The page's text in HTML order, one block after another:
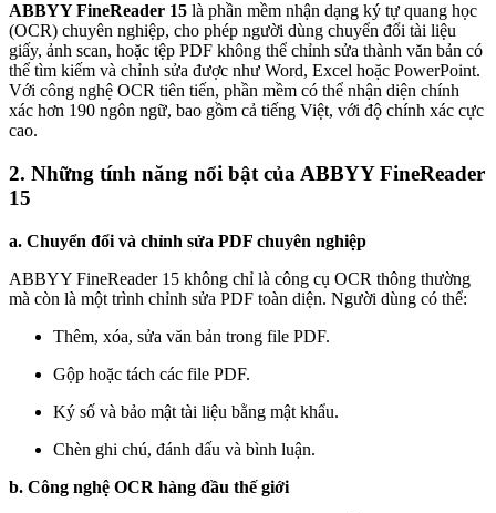
ABBYY FineReader 15 là phần mềm nhận dạng ký tự quang học
(OCR) chuyên nghiệp, cho phép người dùng chuyển đổi tài liệu
giấy, ảnh scan, hoặc tệp PDF không thể chỉnh sửa thành văn bản có
thể tìm kiếm và chỉnh sửa được như Word, Excel hoặc PowerPoint.
Với công nghệ OCR tiên tiến, phần mềm có thể nhận diện chính
xác hơn 190 ngôn ngữ, bao gồm cả tiếng Việt, với độ chính xác cực
cao.
2. Những tính năng nổi bật của ABBYY FineReader
15
a. Chuyển đổi và chỉnh sửa PDF chuyên nghiệp
ABBYY FineReader 15 không chỉ là công cụ OCR thông thường
mà còn là một trình chỉnh sửa PDF toàn diện. Người dùng có thể:
Thêm, xóa, sửa văn bản trong file PDF.
Gộp hoặc tách các file PDF.
Ký số và bảo mật tài liệu bằng mật khẩu.
Chèn ghi chú, đánh dấu và bình luận.
b. Công nghệ OCR hàng đầu thế giới